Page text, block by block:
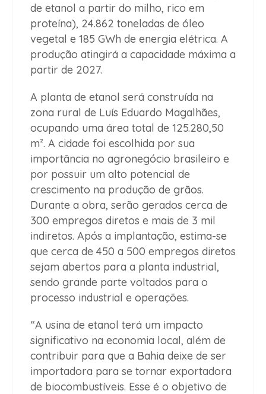
de etanol a partir do milho, rico em
proteína), 24.862 toneladas de óleo
vegetal e 185 GWh de energia elétrica. A
produção atingirá a capacidade máxima a
partir de 2027.
A planta de etanol será construída na
zona rural de Luís Eduardo Magalhães,
ocupando uma área total de 125.280,50
m². A cidade foi escolhida por sua
importância no agronegócio brasileiro e
por possuir um alto potencial de
crescimento na produção de grãos.
Durante a obra, serão gerados cerca de
300 empregos diretos e mais de 3 mil
indiretos. Após a implantação, estima-se
que cerca de 450 a 500 empregos diretos
sejam abertos para a planta industrial,
sendo grande parte voltados para o
processo industrial e operações.
“A usina de etanol terá um impacto
significativo na economia local, além de
contribuir para que a Bahia deixe de ser
importadora para se tornar exportadora
de biocombustíveis. Esse é o objetivo de